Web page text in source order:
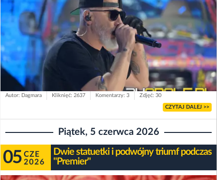
Autor: Dagmara Kliknięć: 2637 Komentarzy: 3 Zdjęć: 30
CZYTAJ DALEJ >>
Piątek, 5 czerwca 2026
05 CZE
2026
Dwie statuetki i podwójny triumf podczas
"Premier"